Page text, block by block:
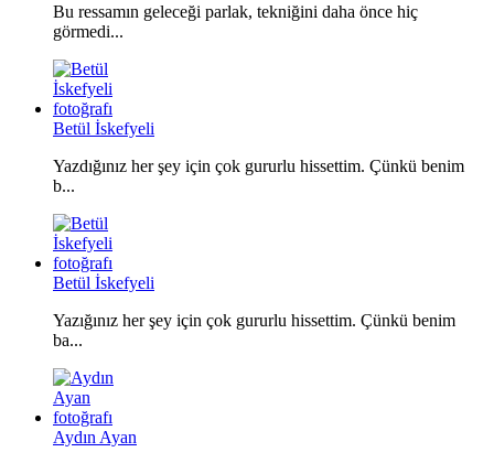
Bu ressamın geleceği parlak, tekniğini daha önce hiç
görmedi...
Betül İskefyeli
Yazdığınız her şey için çok gururlu hissettim. Çünkü benim
b...
Betül İskefyeli
Yazığınız her şey için çok gururlu hissettim. Çünkü benim
ba...
Aydın Ayan